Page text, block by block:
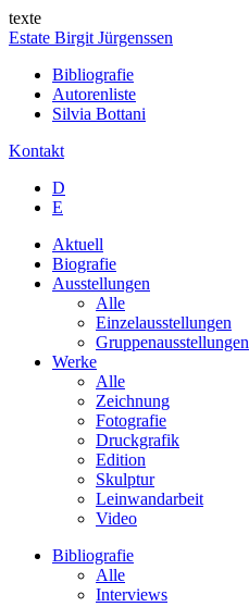
texte
Estate Birgit Jürgenssen
Bibliografie
Autorenliste
Silvia Bottani
Kontakt
D
E
Aktuell
Biografie
Ausstellungen
Alle
Einzelausstellungen
Gruppenausstellungen
Werke
Alle
Zeichnung
Fotografie
Druckgrafik
Edition
Skulptur
Leinwandarbeit
Video
Bibliografie
Alle
Interviews